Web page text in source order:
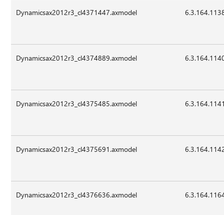
Dynamicsax2012r3_cl4371447.axmodel
Dynamicsax2012r3_cl4374889.axmodel
Dynamicsax2012r3_cl4375485.axmodel
Dynamicsax2012r3_cl4375691.axmodel
Dynamicsax2012r3_cl4376636.axmodel